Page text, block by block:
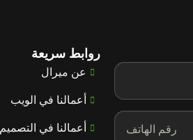
روابط سريعة
عن ميرال
أعمالنا في الويب
أعمالنا في التصميم